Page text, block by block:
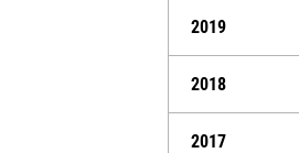
2019
2018
2017